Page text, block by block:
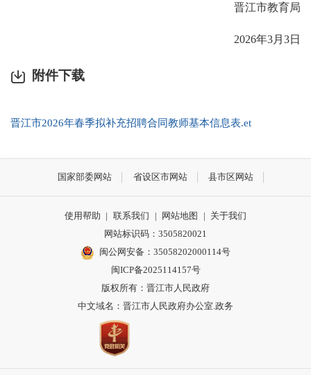
晋江市教育局
2026年3月3日
附件下载
晋江市2026年春季拟补充招聘合同教师基本信息表.et
国家部委网站 省设区市网站 县市区网站
使用帮助 | 联系我们 | 网站地图 | 关于我们
网站标识码：3505820021
闽公网安备：35058202000114号
闽ICP备2025114157号
版权所有：晋江市人民政府
中文域名：晋江市人民政府办公室.政务